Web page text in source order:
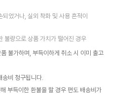
되었거나, 실외 착화 및 사용 흔적이
불량으로 상품 가치가 떨어진 경우
불가하며, 부득이하게 취소 시 이미 출고
비 청구됩니다.
부득이한 환불을 할 경우 편도 배송비가